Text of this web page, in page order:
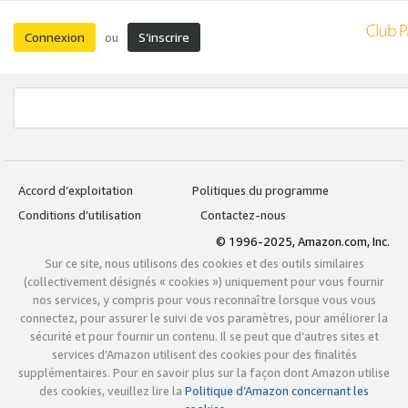
Connexion ou S’inscrire
Accord d’exploitation
Politiques du programme
Conditions d’utilisation
Contactez-nous
© 1996-2025, Amazon.com, Inc.
Sur ce site, nous utilisons des cookies et des outils similaires
(collectivement désignés « cookies ») uniquement pour vous fournir
nos services, y compris pour vous reconnaître lorsque vous vous
connectez, pour assurer le suivi de vos paramètres, pour améliorer la
sécurité et pour fournir un contenu. Il se peut que d’autres sites et
services d’Amazon utilisent des cookies pour des finalités
supplémentaires. Pour en savoir plus sur la façon dont Amazon utilise
des cookies, veuillez lire la Politique d’Amazon concernant les